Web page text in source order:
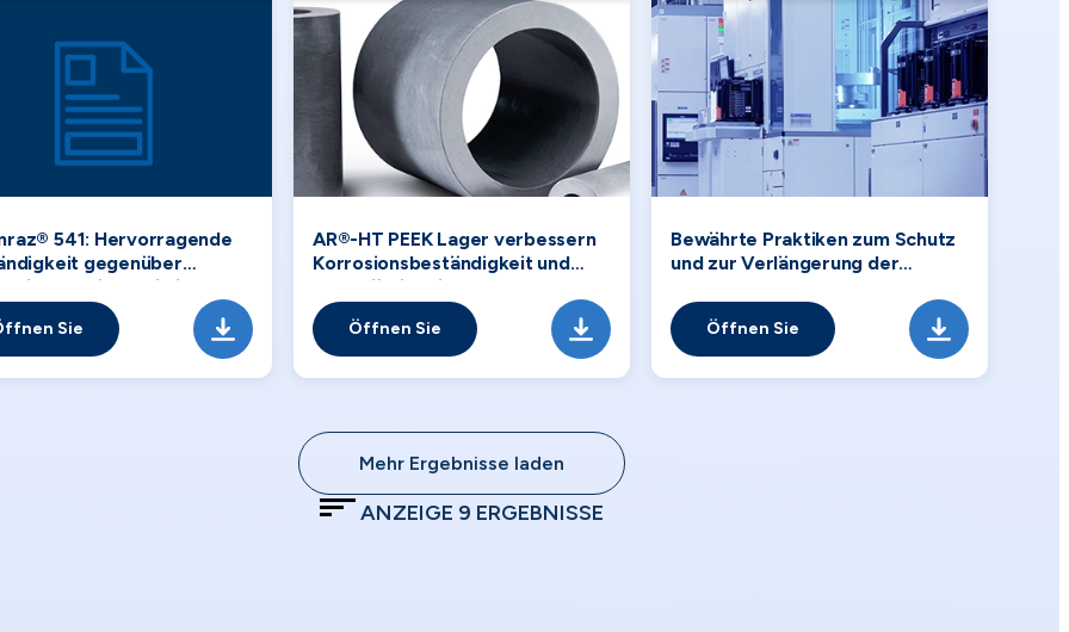
541: Hervorragende
gegenüber
Aminen, die in der
werden
Sie
AR®-HT PEEK Lager verbessern
Korrosionsbeständigkeit und
Zuverlässigkeit
Öffnen Sie
Bewährte Praktiken zum Schutz
und zur Verlängerung der
elektrostatischen
Spannvorrichtungen in
Plasmaanwendungen
Öffnen Sie
Mehr Ergebnisse laden
ANZEIGE 9 ERGEBNISSE